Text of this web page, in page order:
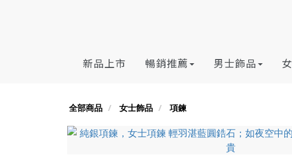
新品上市 暢銷推薦 男士飾品
全部商品 女士飾品 項鍊